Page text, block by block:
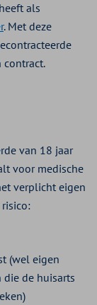
als
. Met deze
contract.
van 18 jaar
voor medische
verplicht eigen
(wel eigen
de huisarts